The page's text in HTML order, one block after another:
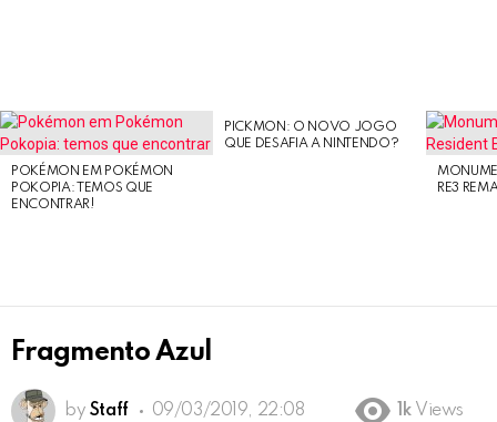
LATEST
STORIES
POKÉMON EM POKÉMON
POKOPIA: TEMOS QUE
ENCONTRAR!
PICKMON: O NOVO JOGO
QUE DESAFIA A NINTENDO?
RE3
Fragmento Azul
by Staff 09/03/2019, 22:08 1k Views